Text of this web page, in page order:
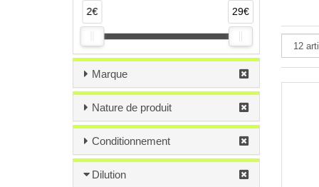
2€ 29€
Marque
Nature de produit
Conditionnement
Dilution